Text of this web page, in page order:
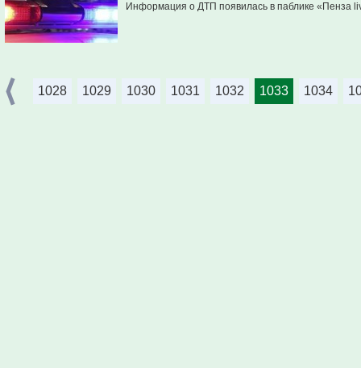
Информация о ДТП появилась в паблике «Пенза
1028 1029 1030 1031 1032 1033 1034